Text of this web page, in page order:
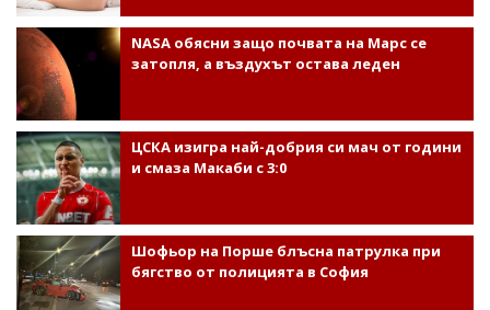
NASA обясни защо почвата на Марс се
затопля, а въздухът остава леден
ЦСКА изигра най-добрия си мач от години
и смаза Макаби с 3:0
Шофьор на Порше блъсна патрулка при
бягство от полицията в София